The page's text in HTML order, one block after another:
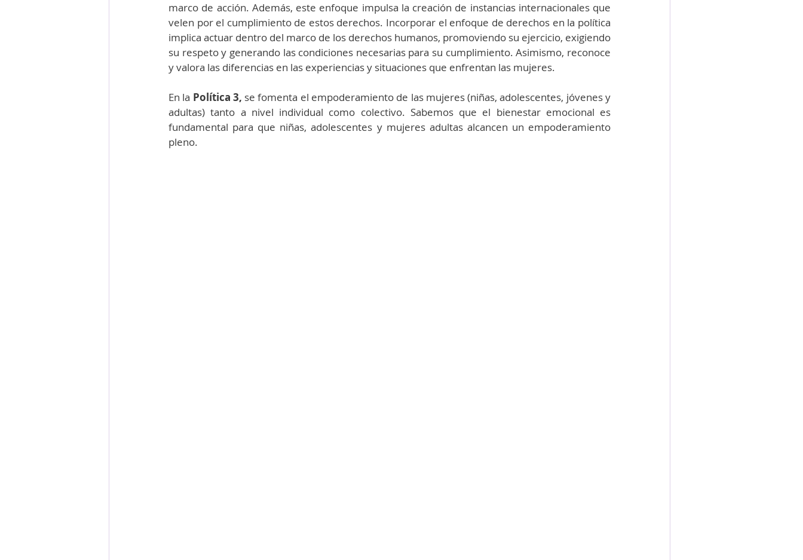
marco de acción. Además, este enfoque impulsa la creación de instancias internacionales que
velen por el cumplimiento de estos derechos. Incorporar el enfoque de derechos en la política
implica actuar dentro del marco de los derechos humanos, promoviendo su ejercicio, exigiendo
su respeto y generando las condiciones necesarias para su cumplimiento. Asimismo, reconoce
y valora las diferencias en las experiencias y situaciones que enfrentan las mujeres.
En la Política 3, se fomenta el empoderamiento de las mujeres (niñas, adolescentes, jóvenes y
adultas) tanto a nivel individual como colectivo. Sabemos que el bienestar emocional es
fundamental para que niñas, adolescentes y mujeres adultas alcancen un empoderamiento
pleno.